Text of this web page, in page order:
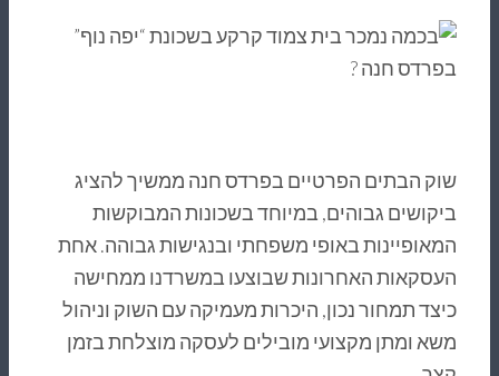
שוק הבתים הפרטיים בפרדס חנה ממשיך להציג
ביקושים גבוהים, במיוחד בשכונות המבוקשות
המאופיינות באופי משפחתי ובנגישות גבוהה. אחת
העסקאות האחרונות שבוצעו במשרדנו ממחישה
כיצד תמחור נכון, היכרות מעמיקה עם השוק וניהול
משא ומתן מקצועי מובילים לעסקה מוצלחת בזמן